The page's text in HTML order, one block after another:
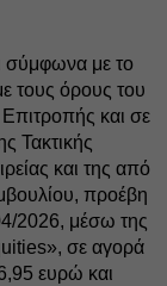
σύμφωνα με το
τους όρους του
και σε
Τακτικής
και της από
προέβη
2026, μέσω της
σε αγορά
ευρώ και